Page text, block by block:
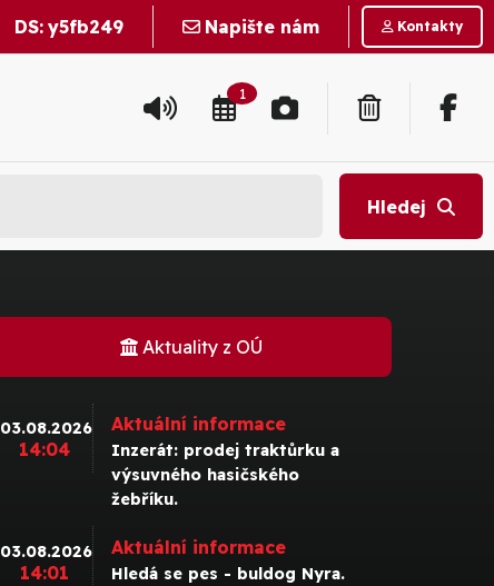
DS: y5fb249 Napište nám Kontakty
1
Hledej
Aktuality z OÚ
03.08.2026
14:04
Aktuální informace
Inzerát: prodej traktůrku a
výsuvného hasičského
žebříku.
03.08.2026
14:01
Aktuální informace
Hledá se pes - buldog Nyra.